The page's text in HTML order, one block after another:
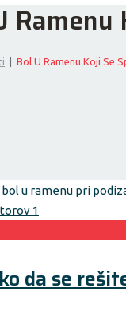
| Bol U Ramenu Koji Se
da se